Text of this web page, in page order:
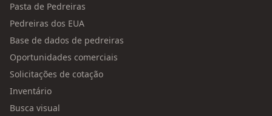
Pasta de Pedreiras
Pedreiras dos EUA
Base de dados de pedreiras
Oportunidades comerciais
Solicitações de cotação
Inventário
Busca visual